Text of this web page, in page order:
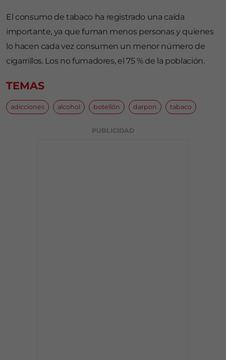
El consumo de tabaco ha registrado una caída
importante, ya que fuman menos personas y quienes
lo hacen cada vez consumen un menor número de
cigarrillos. Los no fumadores, el 75 % de la población.
TEMAS
adicciones alcohol botellón darpon tabaco
PUBLICIDAD